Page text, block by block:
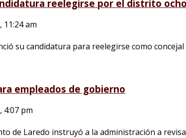
reelegirse por el distrito ocho
11:24 am
su candidatura para reelegirse como
empleados de gobierno
4:07 pm
de Laredo instruyó a la administración a